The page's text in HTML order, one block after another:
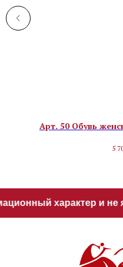
Арт. 50 Обувь
5
характер и не